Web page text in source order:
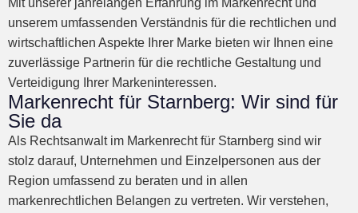
Mit unserer jahrelangen Erfahrung im Markenrecht und
unserem umfassenden Verständnis für die rechtlichen und
wirtschaftlichen Aspekte Ihrer Marke bieten wir Ihnen eine
zuverlässige Partnerin für die rechtliche Gestaltung und
Verteidigung Ihrer Markeninteressen.
Markenrecht für Starnberg: Wir sind für
Sie da
Als Rechtsanwalt im Markenrecht für Starnberg sind wir
stolz darauf, Unternehmen und Einzelpersonen aus der
Region umfassend zu beraten und in allen
markenrechtlichen Belangen zu vertreten. Wir verstehen,